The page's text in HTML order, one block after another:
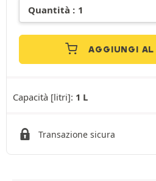
Capacità [litri]: 1 L
Transazione sicura